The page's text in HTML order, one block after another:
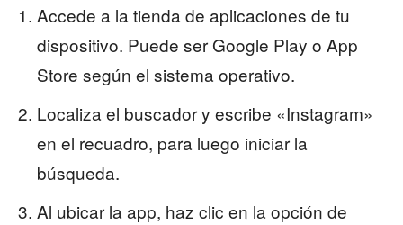
Accede a la tienda de aplicaciones de tu
dispositivo. Puede ser Google Play o App
Store según el sistema operativo.
Localiza el buscador y escribe «Instagram»
en el recuadro, para luego iniciar la
búsqueda.
Al ubicar la app, haz clic en la opción de